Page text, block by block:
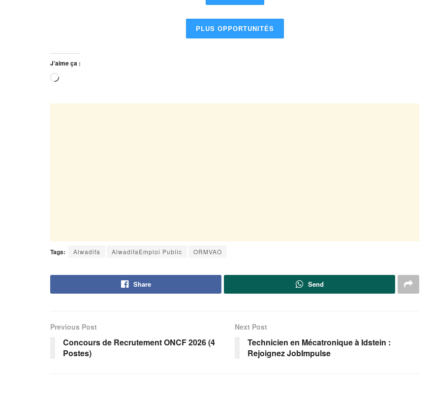
PLUS OPPORTUNITÉS
J’aime ça :
Tags: Alwadifa AlwadifaEmploi Public ORMVAO
Share Send
Previous Post
Concours de Recrutement ONCF 2026 (4
Postes)
Next Post
Technicien en Mécatronique à Idstein :
Rejoignez JobImpulse